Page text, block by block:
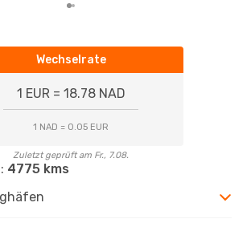
Wechselrate
1 EUR = 18.78 NAD
1 NAD = 0.05 EUR
Zuletzt geprüft am Fr., 7.08.
4775 kms